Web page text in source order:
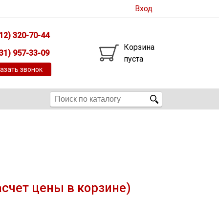
Вход
320-70-44
957-33-09
звонок
Корзина
пуста
цены в корзине)